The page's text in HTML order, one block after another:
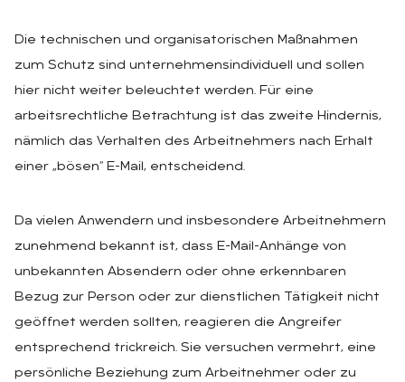
Die technischen und organisatorischen Maßnahmen
zum Schutz sind unternehmensindividuell und sollen
hier nicht weiter beleuchtet werden. Für eine
arbeitsrechtliche Betrachtung ist das zweite Hindernis,
nämlich das Verhalten des Arbeitnehmers nach Erhalt
einer „bösen“ E-Mail, entscheidend.
Da vielen Anwendern und insbesondere Arbeitnehmern
zunehmend bekannt ist, dass E-Mail-Anhänge von
unbekannten Absendern oder ohne erkennbaren
Bezug zur Person oder zur dienstlichen Tätigkeit nicht
geöffnet werden sollten, reagieren die Angreifer
entsprechend trickreich. Sie versuchen vermehrt, eine
persönliche Beziehung zum Arbeitnehmer oder zu